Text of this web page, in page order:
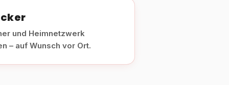
und Heimnetzwerk
– auf Wunsch vor Ort.